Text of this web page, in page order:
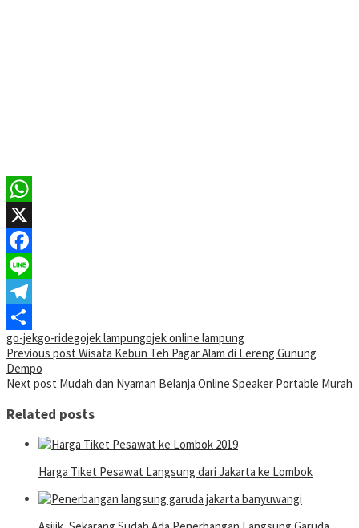
WhatsApp
X
Facebook
Line
Telegram
Share
go-jekgo-ridegojek lampungojek online lampung
Post
navigation
Previous post Wisata Kebun Teh Pagar Alam di Lereng Gunung
Dempo
Next post Mudah dan Nyaman Belanja Online Speaker Portable Murah
Related posts
Harga Tiket Pesawat Langsung dari Jakarta ke Lombok